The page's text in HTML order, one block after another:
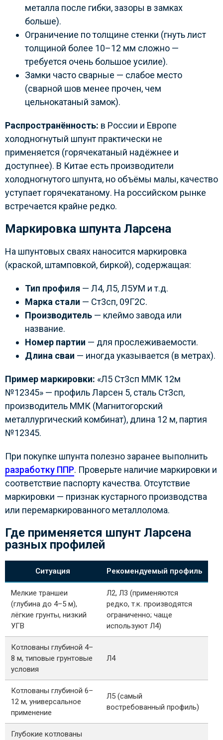
металла после гибки, зазоры в замках
больше).
Ограничение по толщине стенки (гнуть лист
толщиной более 10–12 мм сложно —
требуется очень большое усилие).
Замки часто сварные — слабое место
(сварной шов менее прочен, чем
цельнокатаный замок).
Распространённость: в России и Европе
холодногнутый шпунт практически не
применяется (горячекатаный надёжнее и
доступнее). В Китае есть производители
холодногнутого шпунта, но объёмы малы, качество
уступает горячекатаному. На российском рынке
встречается крайне редко.
Маркировка шпунта Ларсена
На шпунтовых сваях наносится маркировка
(краской, штамповкой, биркой), содержащая:
Тип профиля — Л4, Л5, Л5УМ и т.д.
Марка стали — Ст3сп, 09Г2С.
Производитель — клеймо завода или
название.
Номер партии — для прослеживаемости.
Длина сваи — иногда указывается (в метрах).
Пример маркировки: «Л5 Ст3сп ММК 12м
№12345» — профиль Ларсен 5, сталь Ст3сп,
производитель ММК (Магнитогорский
металлургический комбинат), длина 12 м, партия
№12345.
При покупке шпунта полезно заранее выполнить
разработку ППР. Проверьте наличие маркировки и
соответствие паспорту качества. Отсутствие
маркировки — признак кустарного производства
или перемаркированного металлолома.
Где применяется шпунт Ларсена
разных профилей
Ситуация Рекомендуемый профиль
Мелкие траншеи
(глубина до 4–5 м),
лёгкие грунты, низкий
УГВ
Л2, Л3 (применяются
редко, т.к. производятся
ограниченно; чаще
используют Л4)
Котлованы глубиной 4–
8 м, типовые грунтовые
условия
Л4
Котлованы глубиной 6–
12 м, универсальное
применение
Л5 (самый
востребованный профиль)
Глубокие котлованы